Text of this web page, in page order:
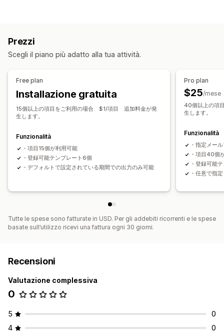
Prezzi
Scegli il piano più adatto alla tua attività.
Free plan
Installazione gratuita
15個以上の項目をご利用の場合 $1/項目 追加料金が発
生します。
Funzionalità
・項目15個が利用可能
・登録可能テンプレート6個
・デフォルトで設定されている期間での出力のみ可能
Pro plan
$25/mese
40個以上の項
生します。
Funzionalità
・指定メー
・項目40個
・登録可能
・任意で指
Tutte le spese sono fatturate in USD. Per gli addebiti ricorrenti e le spese
basate sull’utilizzo ricevi una fattura ogni 30 giorni.
Recensioni
Valutazione complessiva
0
5
0
4
0